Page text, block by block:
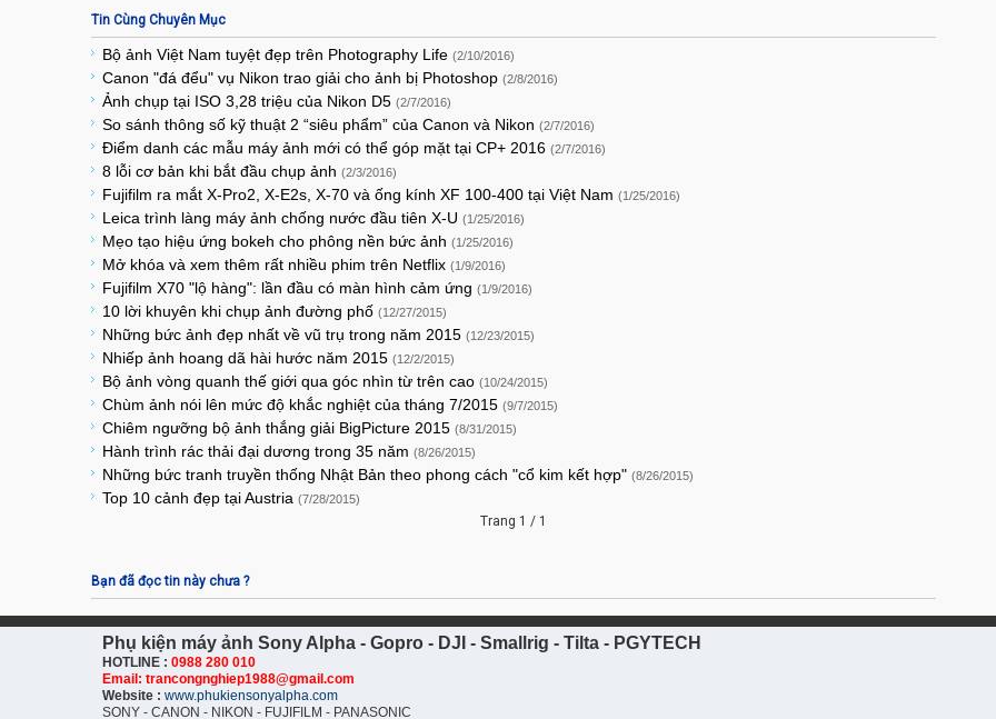
Tin Cùng Chuyên Mục
Bộ ảnh Việt Nam tuyệt đẹp trên Photography Life (2/10/2016)
Canon "đá đểu" vụ Nikon trao giải cho ảnh bị Photoshop (2/8/2016)
Ảnh chụp tại ISO 3,28 triệu của Nikon D5 (2/7/2016)
So sánh thông số kỹ thuật 2 “siêu phẩm” của Canon và Nikon (2/7/2016)
Điểm danh các mẫu máy ảnh mới có thể góp mặt tại CP+ 2016 (2/7/2016)
8 lỗi cơ bản khi bắt đầu chụp ảnh (2/3/2016)
Fujifilm ra mắt X-Pro2, X-E2s, X-70 và ống kính XF 100-400 tại Việt Nam (1/25/2016)
Leica trình làng máy ảnh chống nước đầu tiên X-U (1/25/2016)
Mẹo tạo hiệu ứng bokeh cho phông nền bức ảnh (1/25/2016)
Mở khóa và xem thêm rất nhiều phim trên Netflix (1/9/2016)
Fujifilm X70 "lộ hàng": lần đầu có màn hình cảm ứng (1/9/2016)
10 lời khuyên khi chụp ảnh đường phố (12/27/2015)
Những bức ảnh đẹp nhất về vũ trụ trong năm 2015 (12/23/2015)
Nhiếp ảnh hoang dã hài hước năm 2015 (12/2/2015)
Bộ ảnh vòng quanh thế giới qua góc nhìn từ trên cao (10/24/2015)
Chùm ảnh nói lên mức độ khắc nghiệt của tháng 7/2015 (9/7/2015)
Chiêm ngưỡng bộ ảnh thắng giải BigPicture 2015 (8/31/2015)
Hành trình rác thải đại dương trong 35 năm (8/26/2015)
Những bức tranh truyền thống Nhật Bản theo phong cách "cổ kim kết hợp" (8/26/2015)
Top 10 cảnh đẹp tại Austria (7/28/2015)
Trang 1 / 1
Bạn đã đọc tin này chưa ?
Phụ kiện máy ảnh Sony Alpha - Gopro - DJI - Smallrig - Tilta - PGYTECH
HOTLINE : 0988 280 010
Email: trancongnghiep1988@gmail.com
Website : www.phukiensonyalpha.com
SONY - CANON - NIKON - FUJIFILM - PANASONIC